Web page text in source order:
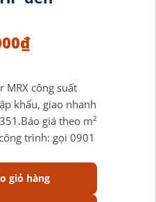
₫
công suất
khẩu, giao nhanh
giá theo m²
trình: gọi 0901
giỏ hàng